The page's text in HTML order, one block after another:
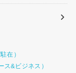
在）
&ビジネス）